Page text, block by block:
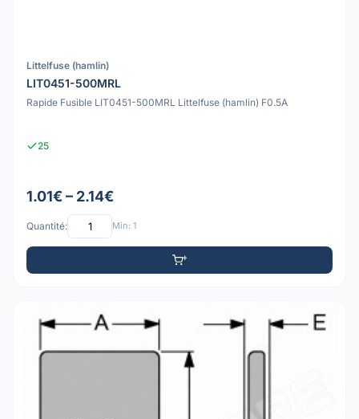
Littelfuse (hamlin)
LIT0451-500MRL
Rapide Fusible LIT0451-500MRL Littelfuse (hamlin) F0.5A
25
1.01€ – 2.14€
Quantité: Min: 1